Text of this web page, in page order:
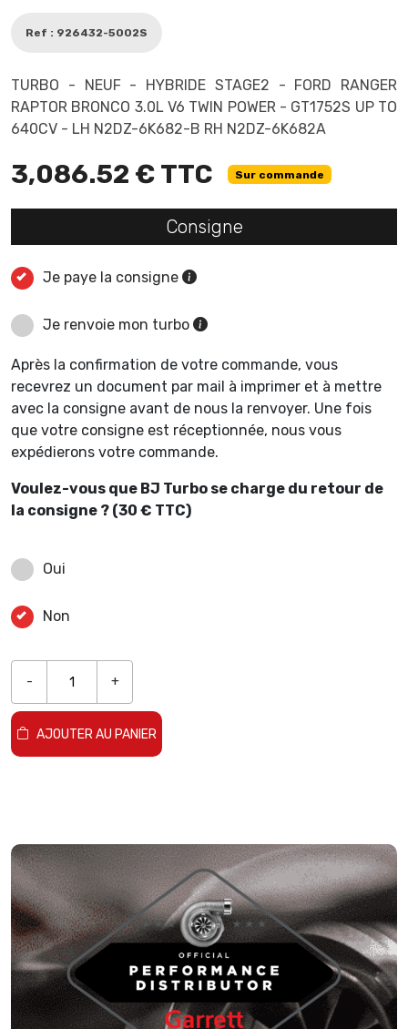
Ref : 926432-5002S
TURBO - NEUF - HYBRIDE STAGE2 - FORD RANGER
RAPTOR BRONCO 3.0L V6 TWIN POWER - GT1752S UP TO
640CV - LH N2DZ-6K682-B RH N2DZ-6K682A
3,086.52 € TTC Sur commande
Consigne
Je paye la consigne
Je renvoie mon turbo
Après la confirmation de votre commande, vous
recevrez un document par mail à imprimer et à mettre
avec la consigne avant de nous la renvoyer. Une fois
que votre consigne est réceptionnée, nous vous
expédierons votre commande.
Voulez-vous que BJ Turbo se charge du retour de
la consigne ? (30 € TTC)
Oui
Non
- +
AJOUTER AU PANIER